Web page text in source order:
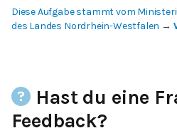
Diese Aufgabe stammt vom
des Landes Nordrhein-Westfalen →
Hast du eine
Feedback?